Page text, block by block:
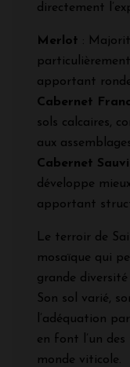
directement
Merlot :
apportant
Cabernet Franc
sols calcaires,
aux
Cabernet
développe
apportant
Le terroir de
mosaïque qui
grande
Son sol varié,
l’adéquation
en font l’un
monde viticole.